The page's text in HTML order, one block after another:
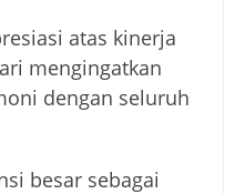
atas kinerja
mengingatkan
dengan seluruh
besar sebagai